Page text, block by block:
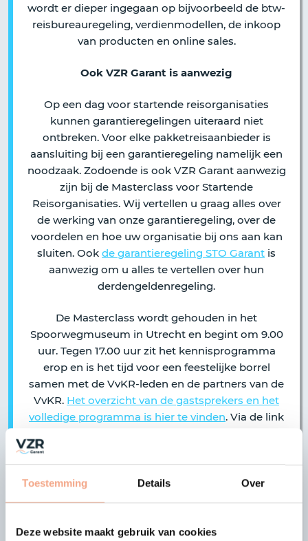
Toestemming Details Over
Deze website maakt gebruik van cookies
wordt er dieper ingegaan op bijvoorbeeld de btw-
reisbureauregeling, verdienmodellen, de inkoop
van producten en online sales.
Ook VZR Garant is aanwezig
Op een dag voor startende reisorganisaties
kunnen garantieregelingen uiteraard niet
ontbreken. Voor elke pakketreisaanbieder is
aansluiting bij een garantieregeling namelijk een
noodzaak. Zodoende is ook VZR Garant aanwezig
zijn bij de Masterclass voor Startende
Reisorganisaties. Wij vertellen u graag alles over
de werking van onze garantieregeling, over de
voordelen en hoe uw organisatie bij ons aan kan
sluiten. Ook de garantieregeling STO Garant is
aanwezig om u alles te vertellen over hun
derdengeldenregeling.
De Masterclass wordt gehouden in het
Spoorwegmuseum in Utrecht en begint om 9.00
uur. Tegen 17.00 uur zit het kennisprogramma
erop en is het tijd voor een feestelijke borrel
samen met de VvKR-leden en de partners van de
VvKR. Het overzicht van de gastsprekers en het
volledige programma is hier te vinden. Via de link
We ontmoeten u graag 19 november 2021 bij de
Masterclass van de VvKR! Heeft u vragen over de